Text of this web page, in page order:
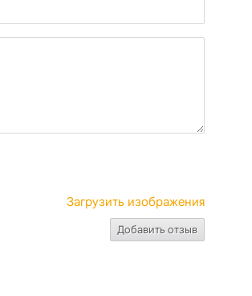
Загрузить изображения